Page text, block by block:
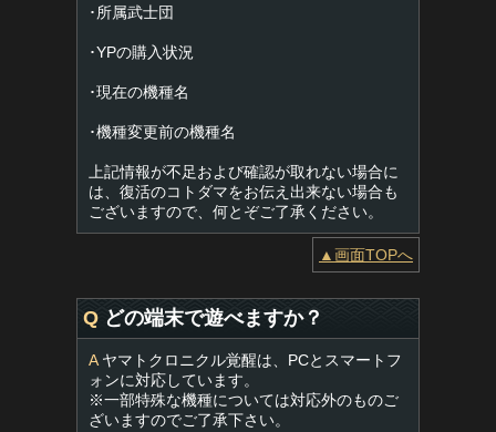
･所属武士団
･YPの購入状況
･現在の機種名
･機種変更前の機種名
上記情報が不足および確認が取れない場合に
は、復活のコトダマをお伝え出来ない場合も
ございますので、何とぞご了承ください。
▲画面TOPへ
Q どの端末で遊べますか？
Aヤマトクロニクル覚醒は、PCとスマートフ
ォンに対応しています。
※一部特殊な機種については対応外のものご
ざいますのでご了承下さい。